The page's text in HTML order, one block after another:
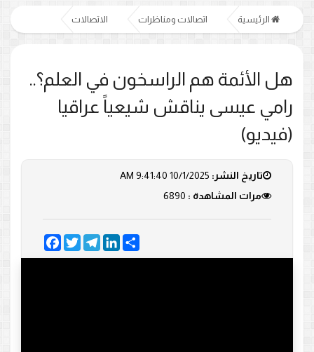
الرئيسية اتصالات ومناظرات الاتصالات
هل الأئمة هم الراسخون في العلم؟..
رامي عيسى يناقش شيعياً عراقيا
(فيديو)
تاريخ النشر: 10/1/2025 9:41:40 AM
مرات المشاهدة : 6890
FacebookTwitter
TelegramLinkedInShare